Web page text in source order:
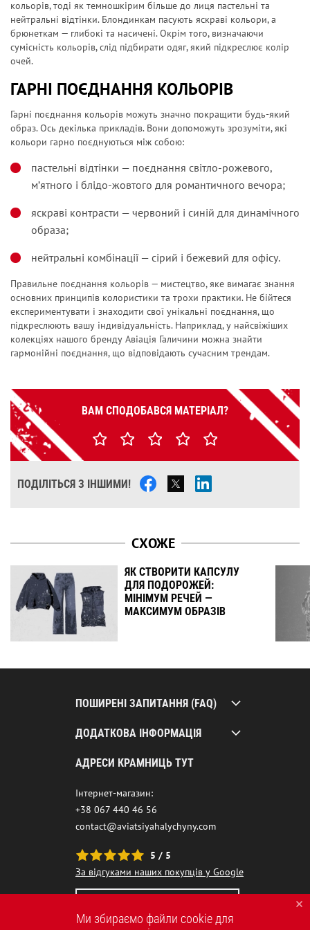
кольорів, тоді як темношкірим більше до лиця пастельні та
нейтральні відтінки. Блондинкам пасують яскраві кольори, а
брюнеткам — глибокі та насичені. Окрім того, визначаючи
сумісність кольорів, слід підбирати одяг, який підкреслює колір
очей.
ГАРНІ ПОЄДНАННЯ КОЛЬОРІВ
Гарні поєднання кольорів можуть значно покращити будь-який
образ. Ось декілька прикладів. Вони допоможуть зрозуміти, які
кольори гарно поєднуються між собою:
пастельні відтінки — поєднання світло-рожевого,
м’ятного і блідо-жовтого для романтичного вечора;
яскраві контрасти — червоний і синій для динамічного
образа;
нейтральні комбінації — сірий і бежевий для офісу.
Правильне поєднання кольорів — мистецтво, яке вимагає знання
основних принципів колористики та трохи практики. Не бійтеся
експериментувати і знаходити свої унікальні поєднання, що
підкреслюють вашу індивідуальність. Наприклад, у найсвіжіших
колекціях нашого бренду Авіація Галичини можна знайти
гармонійні поєднання, що відповідають сучасним трендам.
ВАМ СПОДОБАВСЯ МАТЕРІАЛ?
ПОДІЛІТЬСЯ З ІНШИМИ!
СХОЖЕ
ЯК СТВОРИТИ КАПСУЛУ
ДЛЯ ПОДОРОЖЕЙ:
МІНІМУМ РЕЧЕЙ —
МАКСИМУМ ОБРАЗІВ
ПОШИРЕНІ ЗАПИТАННЯ (FAQ)
ДОДАТКОВА ІНФОРМАЦІЯ
АДРЕСИ КРАМНИЦЬ ТУТ
Інтернет-магазин:
+38 067 440 46 56
contact@aviatsiyahalychyny.com
5 / 5
За відгуками наших покупців у Google
Ми збираємо файли cookie для